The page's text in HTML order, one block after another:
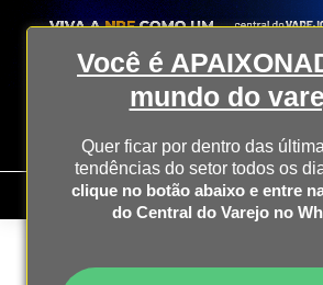
Você é
mundo do
Quer ficar por dentro das
tendências do setor todos os
clique no botão abaixo e entre
do Central do Varejo no
All posts tagged "vending